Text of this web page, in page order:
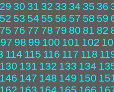
29 30 31 32 33 34 35 36
52 53 54 55 56 57 58 59
75 76 77 78 79 80 81 82
97 98 99 100 101 102
114 115 116 117 118
130 131 132 133 134
146 147 148 149 150